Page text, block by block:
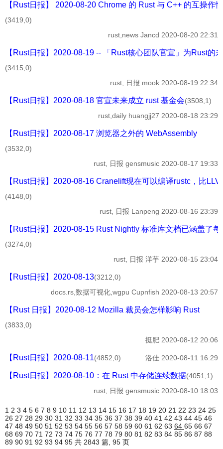
【Rust日报】 2020-08-20 Chrome 的 Rust 与 C++ 的互操作性
(3419,0)
rust,news Jancd 2020-08-20 22:31
【Rust日报】2020-08-19 -- 「Rust核心团队官宣」为Rust的
(3415,0)
rust, 日报 mook 2020-08-19 22:34
【Rust日报】2020-08-18 官宣未来成立 rust 基金会(3508,1)
rust,daily huangjj27 2020-08-18 23:29
【Rust日报】2020-08-17 浏览器之外的 WebAssembly
(3532,0)
rust, 日报 gensmusic 2020-08-17 19:33
【Rust日报】2020-08-16 Cranelift现在可以编译rustc，比
(4148,0)
rust, 日报 Lanpeng 2020-08-16 23:39
【Rust日报】2020-08-15 Rust Nightly 标准库文档已涵盖了
(3274,0)
rust, 日报 洋芋 2020-08-15 23:04
【Rust日报】2020-08-13(3212,0)
docs.rs,数据可视化,wgpu Cupnfish 2020-08-13 20:57
【Rust 日报】2020-08-12 Mozilla 裁员会怎样影响 Rust
(3833,0)
挺肥 2020-08-12 20:06
【Rust日报】2020-08-11(4852,0) 洛佳 2020-08-11 16:29
【Rust日报】2020-08-10：在 Rust 中存储连续数据(4051,1)
rust, 日报 gensmusic 2020-08-10 18:03
1 2 3 4 5 6 7 8 9 10 11 12 13 14 15 16 17 18 19 20 21 22 23 24 25
26 27 28 29 30 31 32 33 34 35 36 37 38 39 40 41 42 43 44 45 46
47 48 49 50 51 52 53 54 55 56 57 58 59 60 61 62 63 64 65 66 67
68 69 70 71 72 73 74 75 76 77 78 79 80 81 82 83 84 85 86 87 88
89 90 91 92 93 94 95 共 2843 篇, 95 页